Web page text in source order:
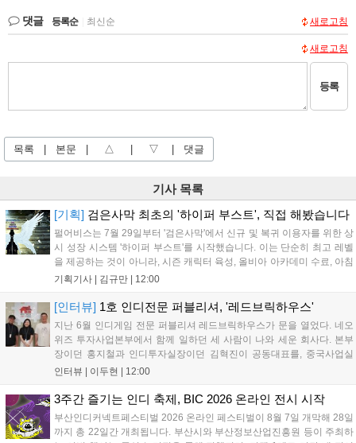
댓글 등록순 최신순 새로고침
새로고침
등록
목록 | 본문 | △ | ▽ | 댓글
기사 목록
[기획] 검은사막 최초의 '하이퍼 부스트', 직접 해봤습니다
펄어비스는 7월 29일부터 '검은사막'에서 신규 및 복귀 이용자를 위한 상
시 성장 시스템 '하이퍼 부스트'를 시작했습니다. 이는 단순히 최고 레벨
을 제공하는 것이 아니라, 시즌 캐릭터 육성, 올비아 아카데미 수료, 아침
의 나라 설화 진행 등 4단계 과정을 통해 게임에 적응하며 공방합 750을
장비와 검은별 무기, 카라자드 장신구 등을 획득해 주요 콘텐츠에 진입
기획기사 | 김규만 | 12:00
[인터뷰] 1호 인디전문 퍼블리셔, '레드브릭하우스'
지난 6월 인디게임 전문 퍼블리셔 레드브릭하우스가 문을 열었다. 네오
위즈 투자사업본부에서 함께 일하던 세 사람이 나와 세운 회사다. 본부
장이던 홍지철과 인디투자실장이던 김혁진이 공동대표를, 중국사업실
장이던 이민정이 이사를 맡았다. 출범 한 달여 만에 위메이드맥스의 전
들어왔다. 서비스 중인...
인터뷰 | 이두현 | 12:00
3주간 즐기는 인디 축제, BIC 2026 온라인 전시 시작
부산인디커넥트페스티벌 2026 온라인 페스티벌이 8월 7일 개막해 28일
까지 총 22일간 개최됩니다. 부산시와 부산정보산업진흥원 등이 주최하